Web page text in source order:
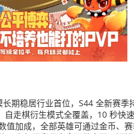
期稳居行业首位，S44 全新赛
走棋衍生模式全覆盖，10 秒快
值加成，全部英雄可通过金币、